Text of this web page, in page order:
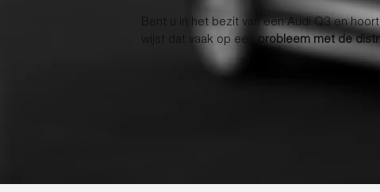
Bent u in het bezit van een Audi Q3 en
wijst dat vaak op een probleem met de